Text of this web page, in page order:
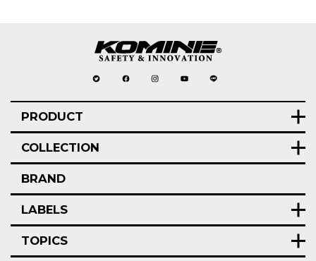
PRODUCT
COLLECTION
BRAND
LABELS
TOPICS